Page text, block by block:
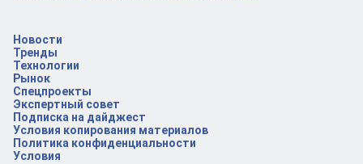
Новости
Тренды
Технологии
Рынок
Спецпроекты
Экспертный совет
Подписка на дайджест
Условия копирования материалов
Политика конфиденциальности
Условия